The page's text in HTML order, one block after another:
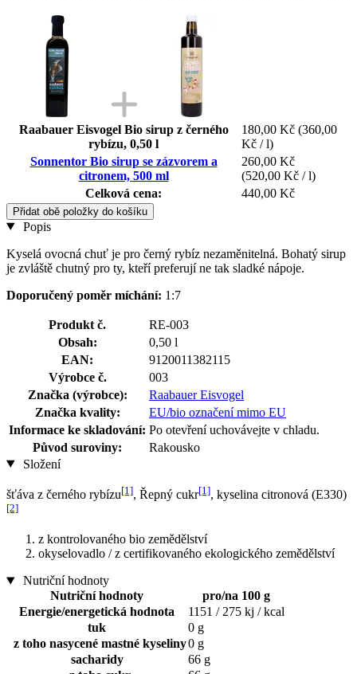
Raabauer Eisvogel Bio sirup z černého
rybízu, 0,50 l
180,00 Kč (360,00
Kč / l)
Sonnentor Bio sirup se zázvorem a
citronem, 500 ml
260,00 Kč
(520,00 Kč / l)
Celková cena:
440,00 Kč
Přidat obě položky do košíku
Popis
Kyselá ovocná chuť je pro černý rybíz nezaměnitelná. Bohatý sirup
je zvláště chutný pro ty, kteří preferují ne tak sladké nápoje.
Doporučený poměr míchání: 1:7
Produkt č.
RE-003
Obsah:
0,50 l
EAN:
9120011382115
Výrobce č.
003
Značka (výrobce):
Raabauer Eisvogel
Značka kvality:
EU/bio označení mimo EU
Informace ke skladování: Po otevření uchovávejte v chladu.
Původ suroviny:
Rakousko
Složení
šťáva z černého rybízu[1], Řepný cukr[1], kyselina citronová (E330)
[2]
z kontrolovaného bio zemědělství
okyselovadlo / z certifikovaného ekologického zemědělství
Nutriční hodnoty
Nutriční hodnoty
pro/na 100 g
Energie/energetická hodnota
1151 / 275 kj / kcal
tuk
0 g
z toho nasycené mastné kyseliny0 g
sacharidy
66 g